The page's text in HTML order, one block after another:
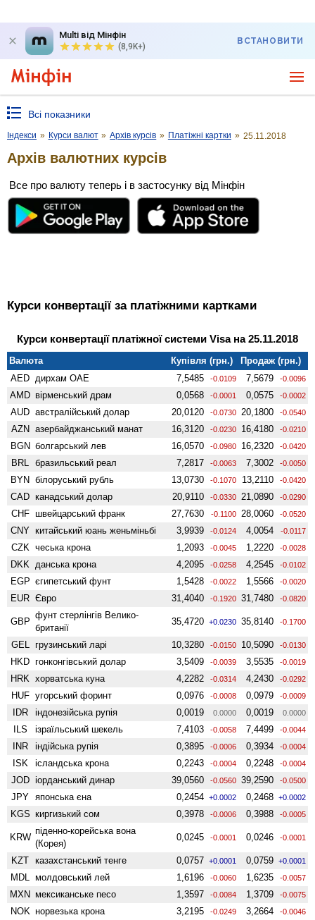
Multi від Мінфін
(8,9K+)
ВСТАНОВИТИ
Всі показники
Індекси » Курси валют » Архів курсів » Платіжні картки » 25.11.2018
Архів валютних курсів
Все про валюту теперь і в застосунку від Мінфін
Курси конвертації за платіжними картками
Курси конвертації платіжної системи Visa на 25.11.2018
Валюта Купівля (грн.)
Продаж (грн.)
AED дирхам ОАЕ 7,5485 -0.0109 7,5679 -0.0096
AMD вiрменський драм 0,0568 -0.0001 0,0575 -0.0002
AUD австралійський долар 20,0120 -0.0730 20,1800 -0.0540
AZN азербайджанський манат 16,3120 -0.0230 16,4180 -0.0210
BGN болгарський лев 16,0570 -0.0980 16,2320 -0.0420
BRL бразильський реал 7,2817 -0.0063 7,3002 -0.0050
BYN білоруський рубль 13,0730 -0.1070 13,2110 -0.0420
CAD канадський долар 20,9110 -0.0330 21,0890 -0.0290
CHF швейцарський франк 27,7630 -0.1100 28,0060 -0.0520
CNY китайський юань женьмiньбi 3,9939 -0.0124 4,0054 -0.0117
CZK чеська крона 1,2093 -0.0045 1,2220 -0.0028
DKK данська крона 4,2095 -0.0258 4,2545 -0.0102
EGP єгипетський фунт 1,5428 -0.0022 1,5566 -0.0020
EUR Євро 31,4040 -0.1920 31,7480 -0.0820
GBP
фунт стерлінгів Велико­
британії
35,4720 +0.0230 35,8140 -0.1700
GEL грузинський ларі 10,3280 -0.0150 10,5090 -0.0130
HKD гонконгівський долар 3,5409 -0.0039 3,5535 -0.0019
HRK хорватська куна 4,2282 -0.0314 4,2430 -0.0292
HUF угорський форинт 0,0976 -0.0008 0,0979 -0.0009
IDR індонезійська рупія 0,0019 0.0000 0,0019 0.0000
ILS ізраїльський шекель 7,4103 -0.0058 7,4499 -0.0044
INR індійська рупія 0,3895 -0.0006 0,3934 -0.0004
ISK ісландська крона 0,2243 -0.0004 0,2248 -0.0004
JOD іорданський динар 39,0560 -0.0560 39,2590 -0.0500
JPY японська єна 0,2454 +0.0002 0,2468 +0.0002
KGS киргизький сом 0,3978 -0.0006 0,3988 -0.0005
KRW
піденно-корейська вона
(Корея)
0,0245 -0.0001 0,0246 -0.0001
KZT казахстанський тенге 0,0757 +0.0001 0,0759 +0.0001
MDL молдовський лей 1,6196 -0.0060 1,6235 -0.0057
MXN мексиканське песо 1,3597 -0.0084 1,3709 -0.0075
NOK норвезька крона 3,2195 -0.0249 3,2664 -0.0046